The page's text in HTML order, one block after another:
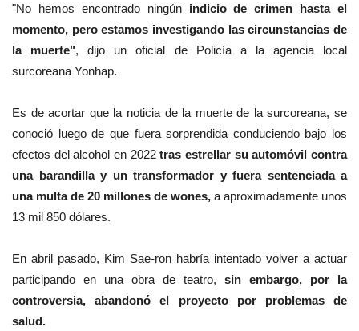
"No hemos encontrado ningún indicio de crimen hasta el
momento, pero estamos investigando las circunstancias de
la muerte", dijo un oficial de Policía a la agencia local
surcoreana Yonhap.
Es de acortar que la noticia de la muerte de la surcoreana, se
conoció luego de que fuera sorprendida conduciendo bajo los
efectos del alcohol en 2022tras estrellar su automóvil contra
una barandilla y un transformador y fuera sentenciada a
una multa de 20 millones de wones, a aproximadamente unos
13 mil 850 dólares.
En abril pasado, Kim Sae-ron habría intentado volver a actuar
participando en una obra de teatro, sin embargo, por la
controversia, abandonó el proyecto por problemas de
salud.